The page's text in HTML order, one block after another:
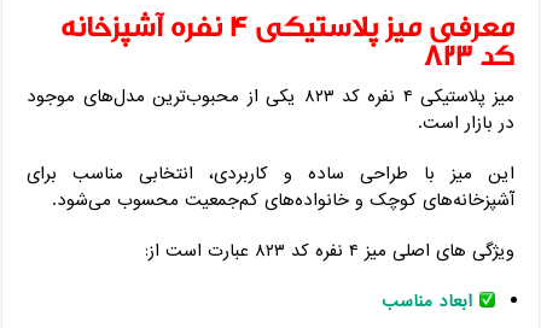
معرفی میز پلاستیکی ۴ نفره آشپزخانه
کد ۸۲۳
میز پلاستیکی ۴ نفره کد ۸۲۳ یکی از محبوب‌ترین مدل‌های موجود
در بازار است.
این میز با طراحی ساده و کاربردی، انتخابی مناسب برای
آشپزخانه‌های کوچک و خانواده‌های کم‌جمعیت محسوب می‌شود.
ویژگی های اصلی میز ۴ نفره کد ۸۲۳ عبارت است از:
ابعاد مناسب